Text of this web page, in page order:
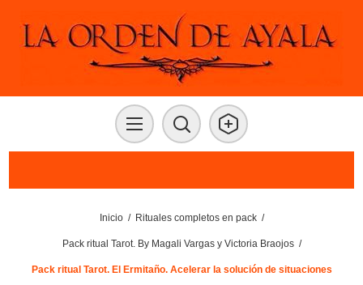
Inicio / Rituales completos en pack /
Pack ritual Tarot. By Magali Vargas y Victoria Braojos /
Pack ritual Tarot. El Ermitaño. Acelerar la solución de situaciones